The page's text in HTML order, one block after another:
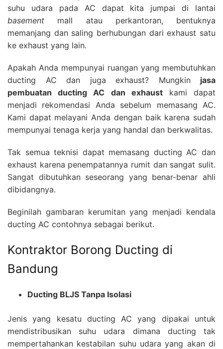
suhu udara pada AC dapat kita jumpai di lantai
basement mall atau perkantoran, bentuknya
memanjang dan saling berhubungan dari exhaust satu
ke exhaust yang lain.
Apakah Anda mempunyai ruangan yang membutuhkan
ducting AC dan juga exhaust? Mungkin jasa
pembuatan ducting AC dan exhaustkami dapat
menjadi rekomendasi Anda sebelum memasang AC.
Kami dapat melayani Anda dengan baik karena sudah
mempunyai tenaga kerja yang handal dan berkwalitas.
Tak semua teknisi dapat memasang ducting AC dan
exhaust karena penempatannya rumit dan sangat sulit.
Sangat dibutuhkan seseorang yang benar-benar ahli
dibidangnya.
Beginilah gambaran kerumitan yang menjadi kendala
ducting AC contohnya sebagai berikut.
Kontraktor Borong Ducting di
Bandung
Ducting BLJS Tanpa Isolasi
Jenis yang kesatu ducting AC yang dipakai untuk
mendistribusikan suhu udara dimana ducting tak
mempertahankan kestabilan suhu udara yang akan di